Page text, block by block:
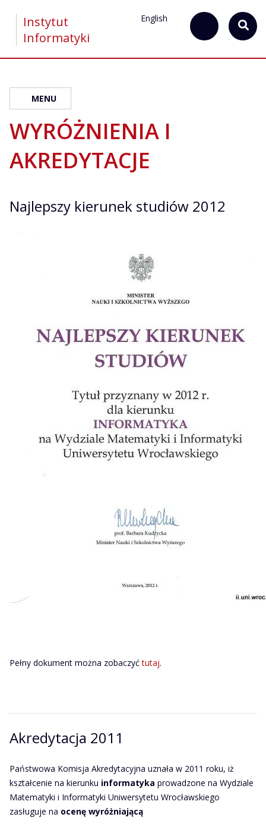
Instytut
Informatyki
English
MENU
WYRÓŻNIENIA I
AKREDYTACJE
Najlepszy kierunek studiów 2012
Pełny dokument można zobaczyćtutaj.
Akredytacja 2011
Państwowa Komisja Akredytacyjna uznała w 2011 roku, iż
kształcenie na kierunku informatyka prowadzone na Wydziale
Matematyki i Informatyki Uniwersytetu Wrocławskiego
zasługuje na ocenę wyróżniającą